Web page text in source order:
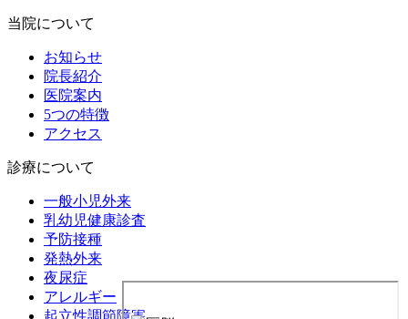
当院について
お知らせ
院長紹介
医院案内
5つの特徴
アクセス
診療について
一般小児外来
乳幼児健康診査
予防接種
発熱外来
夜尿症
アレルギー
起立性調節障害